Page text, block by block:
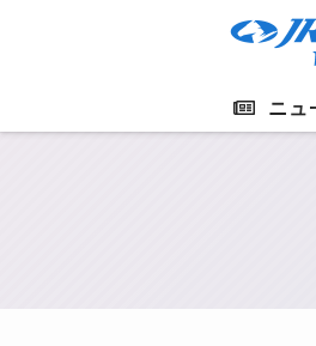
ニュ